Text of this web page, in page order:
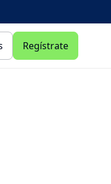
Regístrate